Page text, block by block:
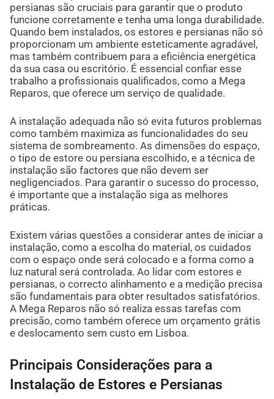
persianas são cruciais para garantir que o produto
funcione corretamente e tenha uma longa durabilidade.
Quando bem instalados, os estores e persianas não só
proporcionam um ambiente esteticamente agradável,
mas também contribuem para a eficiência energética
da sua casa ou escritório. É essencial confiar esse
trabalho a profissionais qualificados, como a Mega
Reparos, que oferece um serviço de qualidade.
A instalação adequada não só evita futuros problemas
como também maximiza as funcionalidades do seu
sistema de sombreamento. As dimensões do espaço,
o tipo de estore ou persiana escolhido, e a técnica de
instalação são factores que não devem ser
negligenciados. Para garantir o sucesso do processo,
é importante que a instalação siga as melhores
práticas.
Existem várias questões a considerar antes de iniciar a
instalação, como a escolha do material, os cuidados
com o espaço onde será colocado e a forma como a
luz natural será controlada. Ao lidar com estores e
persianas, o correcto alinhamento e a medição precisa
são fundamentais para obter resultados satisfatórios.
A Mega Reparos não só realiza essas tarefas com
precisão, como também oferece um orçamento grátis
e deslocamento sem custo em Lisboa.
Principais Considerações para a
Instalação de Estores e Persianas